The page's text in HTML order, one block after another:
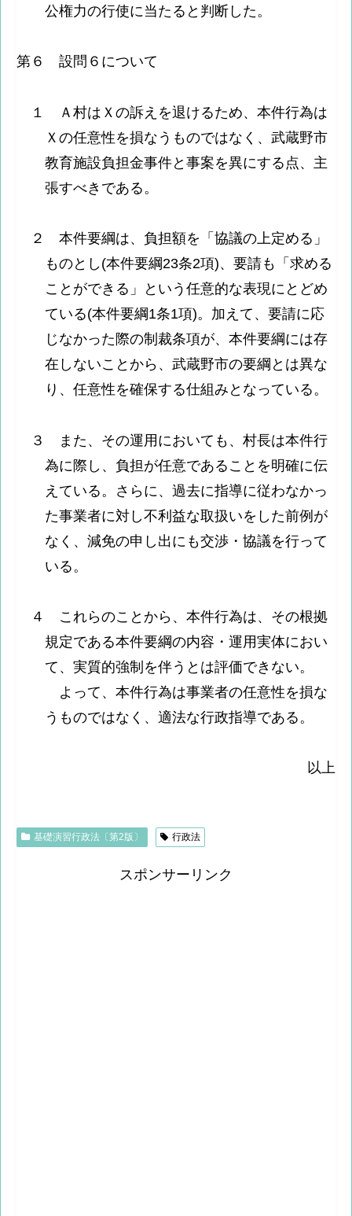
公権力の行使に当たると判断した。
第６ 設問６について
１ Ａ村はＸの訴えを退けるため、本件行為は
Ｘの任意性を損なうものではなく、武蔵野市
教育施設負担金事件と事案を異にする点、主
張すべきである。
２ 本件要綱は、負担額を「協議の上定める」
ものとし(本件要綱23条2項)、要請も「求める
ことができる」という任意的な表現にとどめ
ている(本件要綱1条1項)。加えて、要請に応
じなかった際の制裁条項が、本件要綱には存
在しないことから、武蔵野市の要綱とは異な
り、任意性を確保する仕組みとなっている。
３ また、その運用においても、村長は本件行
為に際し、負担が任意であることを明確に伝
えている。さらに、過去に指導に従わなかっ
た事業者に対し不利益な取扱いをした前例が
なく、減免の申し出にも交渉・協議を行って
いる。
４ これらのことから、本件行為は、その根拠
規定である本件要綱の内容・運用実体におい
て、実質的強制を伴うとは評価できない。
よって、本件行為は事業者の任意性を損な
うものではなく、適法な行政指導である。
以上
基礎演習行政法〔第2版〕 行政法
スポンサーリンク